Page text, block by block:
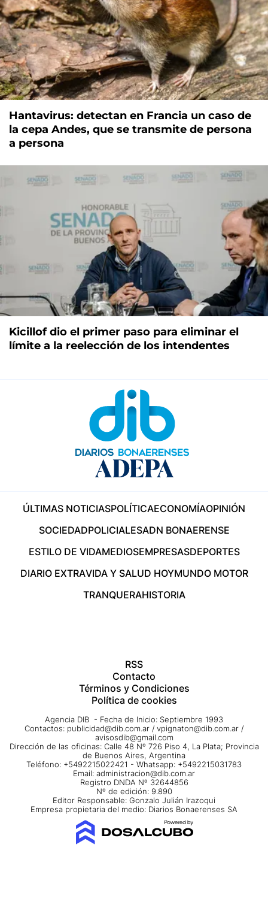
Hantavirus: detectan en Francia un caso de
la cepa Andes, que se transmite de persona
a persona
Kicillof dio el primer paso para eliminar el
límite a la reelección de los intendentes
ÚLTIMAS NOTICIASPOLÍTICAECONOMÍAOPINIÓN
SOCIEDADPOLICIALESADN BONAERENSE
ESTILO DE VIDAMEDIOSEMPRESASDEPORTES
DIARIO EXTRAVIDA Y SALUD HOYMUNDO MOTOR
TRANQUERAHISTORIA
RSS
Contacto
Términos y Condiciones
Política de cookies
Agencia DIB - Fecha de Inicio: Septiembre 1993
Contactos: publicidad@dib.com.ar / vpignaton@dib.com.ar /
avisosdib@gmail.com
Dirección de las oficinas: Calle 48 Nº 726 Piso 4, La Plata; Provincia
de Buenos Aires, Argentina
Teléfono: +5492215022421 - Whatsapp: +5492215031783
Email: administracion@dib.com.ar
Registro DNDA Nº 32644856
Nº de edición: 9.890
Editor Responsable: Gonzalo Julián Irazoqui
Empresa propietaria del medio: Diarios Bonaerenses SA